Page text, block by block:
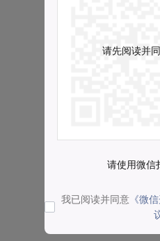
请先阅读并
请使用微信
我已阅读并同意 《微